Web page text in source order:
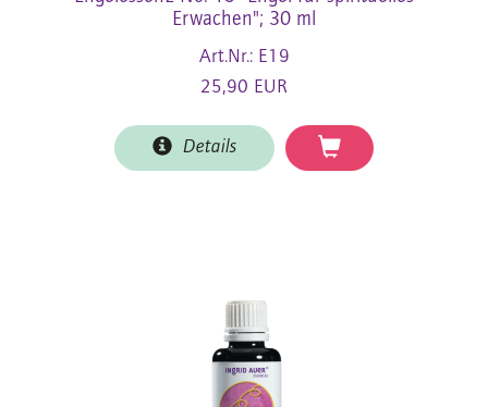
Erwachen"; 30 ml
Art.Nr.: E19
25,90 EUR
Details